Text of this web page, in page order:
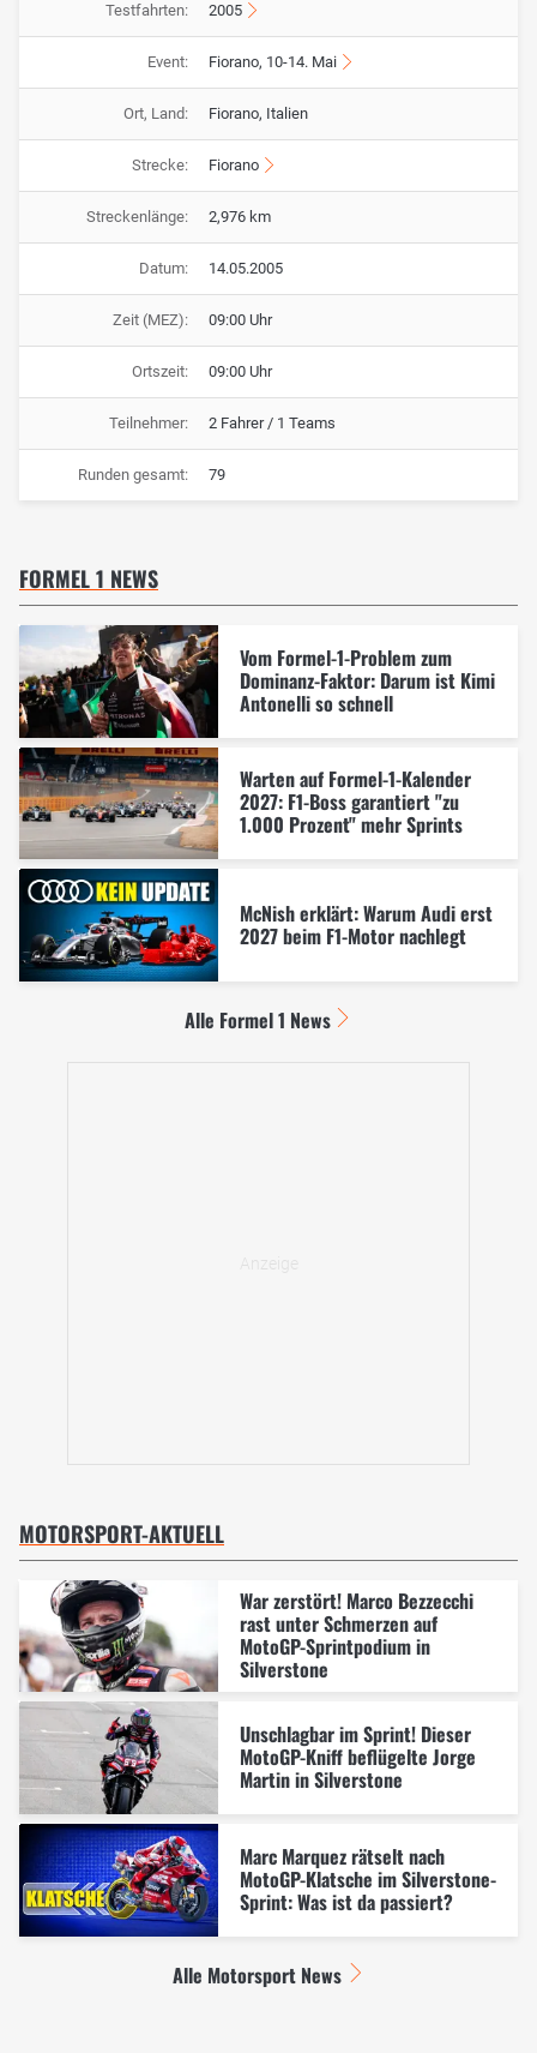
Testfahrten: 2005
Event: Fiorano, 10-14. Mai
Ort, Land: Fiorano, Italien
Strecke: Fiorano
Streckenlänge: 2,976 km
Datum: 14.05.2005
Zeit (MEZ): 09:00 Uhr
Ortszeit: 09:00 Uhr
Teilnehmer: 2 Fahrer / 1 Teams
Runden gesamt: 79
FORMEL 1 NEWS
Vom Formel-1-Problem zum
Dominanz-Faktor: Darum ist Kimi
Antonelli so schnell
Warten auf Formel-1-Kalender
2027: F1-Boss garantiert "zu
1.000 Prozent" mehr Sprints
McNish erklärt: Warum Audi erst
2027 beim F1-Motor nachlegt
Alle Formel 1 News
MOTORSPORT-AKTUELL
War zerstört! Marco Bezzecchi
rast unter Schmerzen auf
MotoGP-Sprintpodium in
Silverstone
Unschlagbar im Sprint! Dieser
MotoGP-Kniff beflügelte Jorge
Martin in Silverstone
Marc Marquez rätselt nach
MotoGP-Klatsche im Silverstone-
Sprint: Was ist da passiert?
Alle Motorsport News